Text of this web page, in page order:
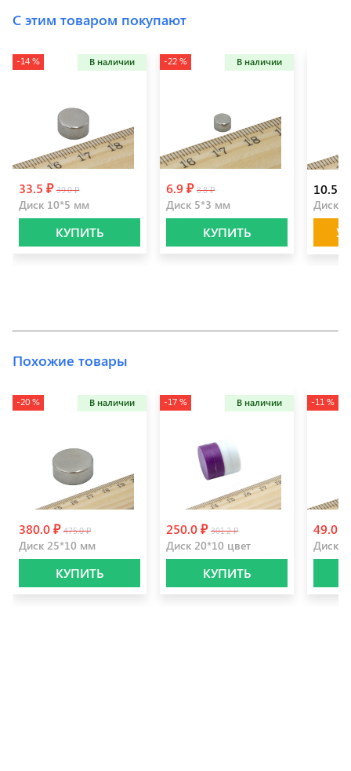
С этим товаром покупают
-14 % В наличии
33.5 ₽ 39.0 ₽
Диск 10*5 мм
КУПИТЬ
-22 % В наличии
6.9 ₽ 8.8 ₽
Диск 5*3 мм
КУПИТЬ
10.5 ₽
Диск
Похожие товары
-20 % В наличии
380.0 ₽ 475.0 ₽
Диск 25*10 мм
КУПИТЬ
-17 % В наличии
250.0 ₽ 301.2 ₽
Диск 20*10 цвет
КУПИТЬ
-11 %
49.0 ₽
Диск